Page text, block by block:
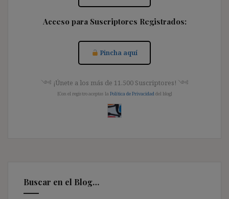
Acceso para Suscriptores Registrados:
Pincha aquí
༺ ¡Únete a los más de 11.500 Suscriptores! ༺
[Con el registro aceptas la Política de Privacidad del blog]
Buscar en el Blog…